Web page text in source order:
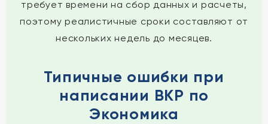
требует времени на сбор данных и расчеты,
поэтому реалистичные сроки составляют от
нескольких недель до месяцев.
Типичные ошибки при
написании ВКР по
Экономика